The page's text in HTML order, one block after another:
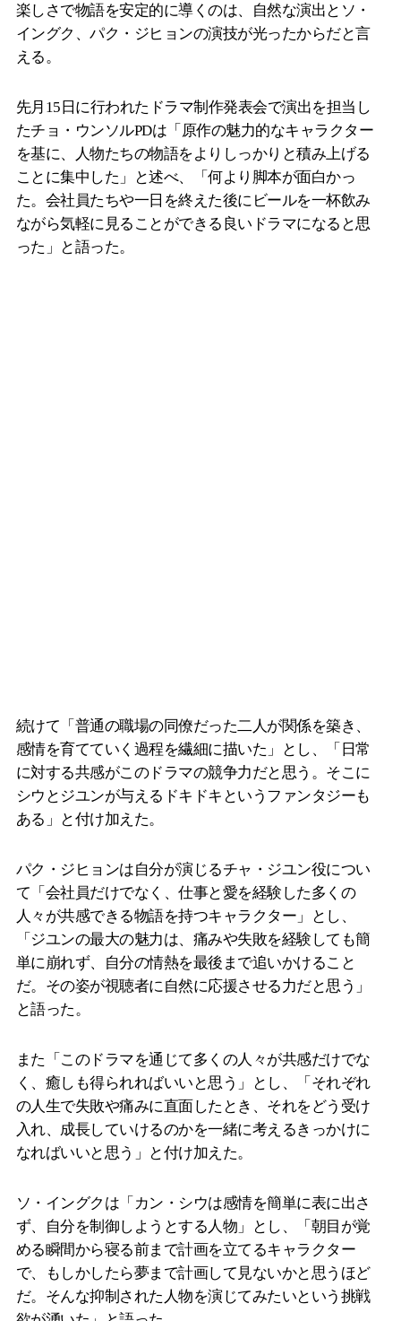
楽しさで物語を安定的に導くのは、自然な演出とソ・
イングク、パク・ジヒョンの演技が光ったからだと言
える。
先月15日に行われたドラマ制作発表会で演出を担当し
たチョ・ウンソルPDは「原作の魅力的なキャラクター
を基に、人物たちの物語をよりしっかりと積み上げる
ことに集中した」と述べ、「何より脚本が面白かっ
た。会社員たちや一日を終えた後にビールを一杯飲み
ながら気軽に見ることができる良いドラマになると思
った」と語った。
続けて「普通の職場の同僚だった二人が関係を築き、
感情を育てていく過程を繊細に描いた」とし、「日常
に対する共感がこのドラマの競争力だと思う。そこに
シウとジユンが与えるドキドキというファンタジーも
ある」と付け加えた。
パク・ジヒョンは自分が演じるチャ・ジユン役につい
て「会社員だけでなく、仕事と愛を経験した多くの
人々が共感できる物語を持つキャラクター」とし、
「ジユンの最大の魅力は、痛みや失敗を経験しても簡
単に崩れず、自分の情熱を最後まで追いかけること
だ。その姿が視聴者に自然に応援させる力だと思う」
と語った。
また「このドラマを通じて多くの人々が共感だけでな
く、癒しも得られればいいと思う」とし、「それぞれ
の人生で失敗や痛みに直面したとき、それをどう受け
入れ、成長していけるのかを一緒に考えるきっかけに
なればいいと思う」と付け加えた。
ソ・イングクは「カン・シウは感情を簡単に表に出さ
ず、自分を制御しようとする人物」とし、「朝目が覚
める瞬間から寝る前まで計画を立てるキャラクター
で、もしかしたら夢まで計画して見ないかと思うほど
だ。そんな抑制された人物を演じてみたいという挑戦